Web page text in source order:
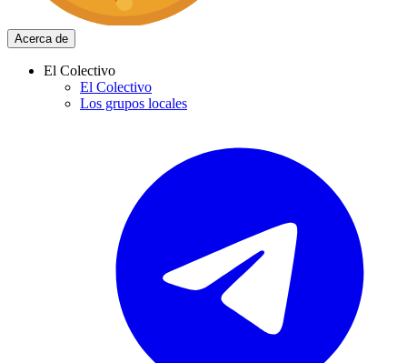
Acerca de
El Colectivo
El Colectivo
Los grupos locales